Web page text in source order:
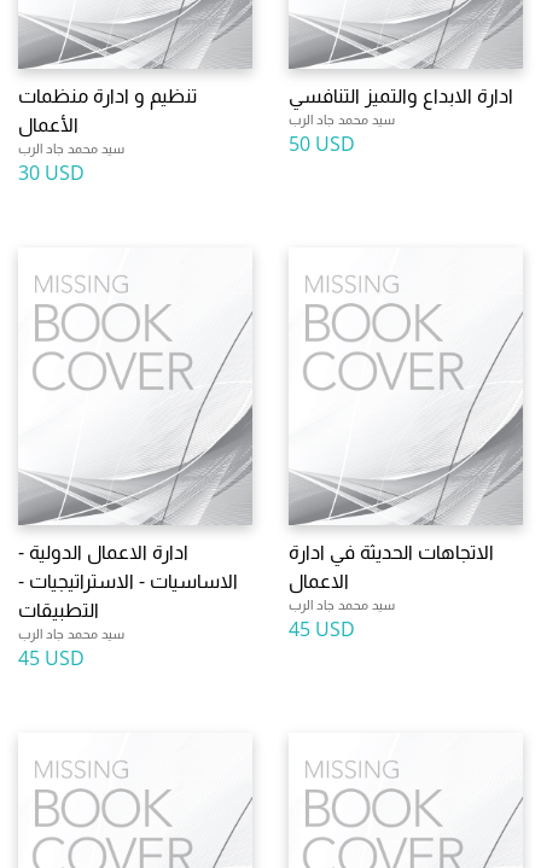
تنظيم و ادارة منظمات
الأعمال
سيد محمد جاد الرب
30 USD
ادارة الابداع والتميز التنافسي
سيد محمد جاد الرب
50 USD
ادارة الاعمال الدولية -
الاساسيات - الاستراتيجيات -
التطبيقات
سيد محمد جاد الرب
45 USD
الاتجاهات الحديثة في ادارة
الاعمال
سيد محمد جاد الرب
45 USD